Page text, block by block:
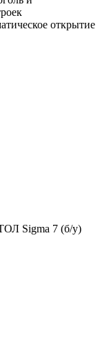
открытие
Sigma 7 (б/у)